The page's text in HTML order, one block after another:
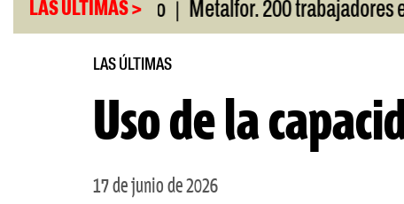
LAS ÚLTIMAS >
San Cayetano | Metalfor. 200 trabajadores en
LAS ÚLTIMAS
Uso de la
17 de junio de 2026